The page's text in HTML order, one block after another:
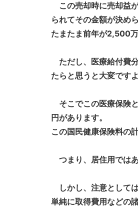
この売却時に売却益
られてその金額が決め
たまたま前年が2,500
ただし、医療給付費
たらと思うと大変ですよ
そこでこの医療保険
円があります。
この国民健康保険料の
つまり、居住用では
しかし、注意として
単純に取得費用などの